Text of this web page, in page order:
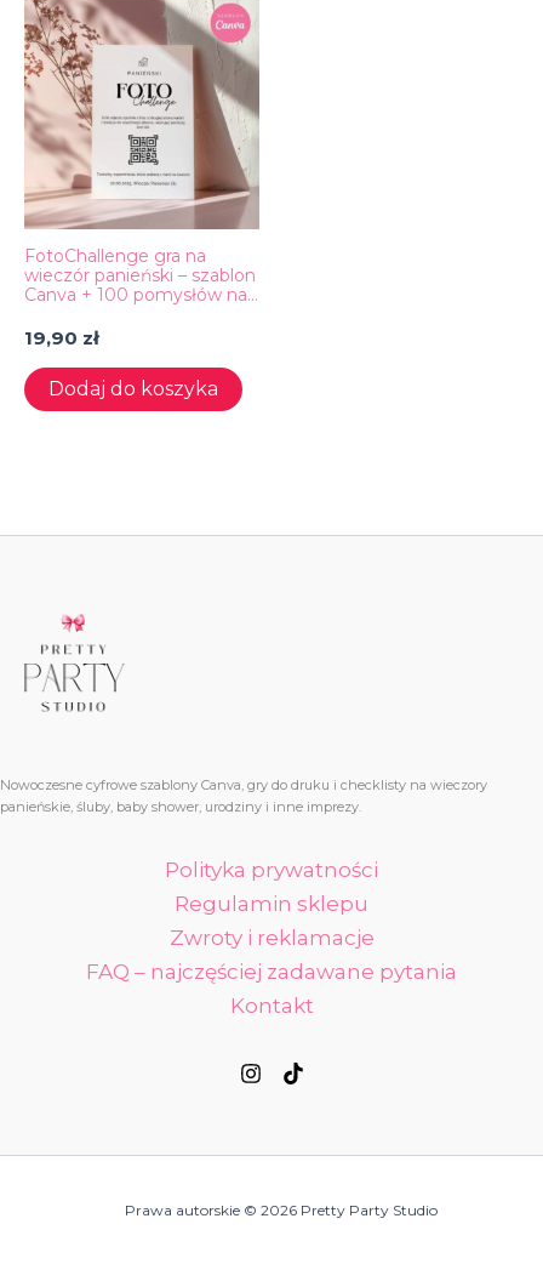
FotoChallenge gra na
wieczór panieński – szablon
Canva + 100 pomysłów na
19,90 zł
Dodaj do koszyka
Nowoczesne cyfrowe szablony Canva, gry do druku i checklisty na wieczory
panieńskie, śluby, baby shower, urodziny i inne imprezy.
Polityka prywatności
Regulamin sklepu
Zwroty i reklamacje
FAQ – najczęściej zadawane pytania
Kontakt
Prawa autorskie © 2026 Pretty Party Studio